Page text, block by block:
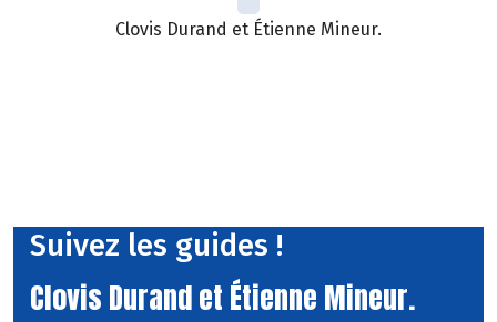
Clovis Durand et Étienne Mineur.
Suivez les guides !
Clovis Durand et Étienne Mineur.